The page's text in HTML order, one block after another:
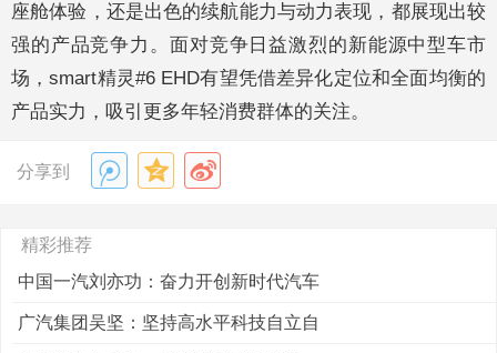
座舱体验，还是出色的续航能力与动力表现，都展现出较
强的产品竞争力。面对竞争日益激烈的新能源中型车市
场，smart精灵#6 EHD有望凭借差异化定位和全面均衡的
产品实力，吸引更多年轻消费群体的关注。
分享到
精彩推荐
中国一汽刘亦功：奋力开创新时代汽车
广汽集团吴坚：坚持高水平科技自立自